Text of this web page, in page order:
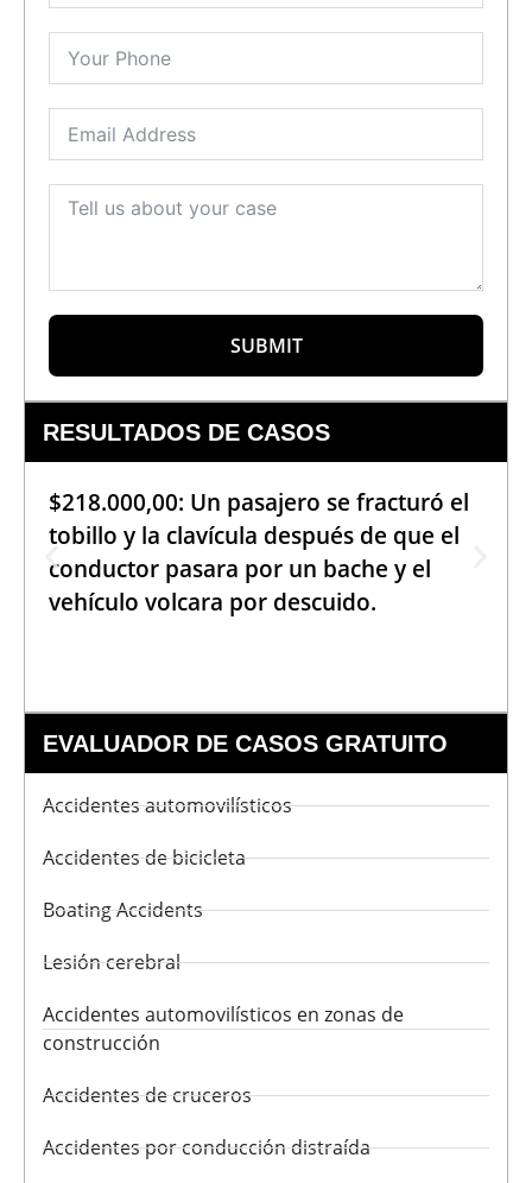
SUBMIT
RESULTADOS DE CASOS
$218.000,00: Un pasajero se fracturó el
tobillo y la clavícula después de que el
conductor pasara por un bache y el
vehículo volcara por descuido.
EVALUADOR DE CASOS GRATUITO
Accidentes automovilísticos
Accidentes de bicicleta
Boating Accidents
Lesión cerebral
Accidentes automovilísticos en zonas de
construcción
Accidentes de cruceros
Accidentes por conducción distraída